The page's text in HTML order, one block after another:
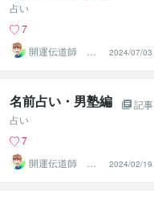
占い
7
開運伝道師 HE
RO
2024/07/03
名前占い・男塾編
記事
占い
7
開運伝道師 HE
RO
2024/02/19